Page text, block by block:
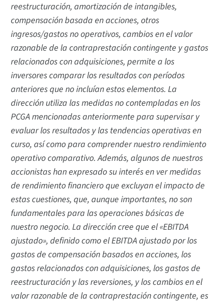
reestructuración, amortización de intangibles,
compensación basada en acciones, otros
ingresos/gastos no operativos, cambios en el valor
razonable de la contraprestación contingente y gastos
relacionados con adquisiciones, permite a los
inversores comparar los resultados con períodos
anteriores que no incluían estos elementos. La
dirección utiliza las medidas no contempladas en los
PCGA mencionadas anteriormente para supervisar y
evaluar los resultados y las tendencias operativas en
curso, así como para comprender nuestro rendimiento
operativo comparativo. Además, algunos de nuestros
accionistas han expresado su interés en ver medidas
de rendimiento financiero que excluyan el impacto de
estas cuestiones, que, aunque importantes, no son
fundamentales para las operaciones básicas de
nuestro negocio. La dirección cree que el «EBITDA
ajustado», definido como el EBITDA ajustado por los
gastos de compensación basados en acciones, los
gastos relacionados con adquisiciones, los gastos de
reestructuración y las reversiones, y los cambios en el
valor razonable de la contraprestación contingente, es